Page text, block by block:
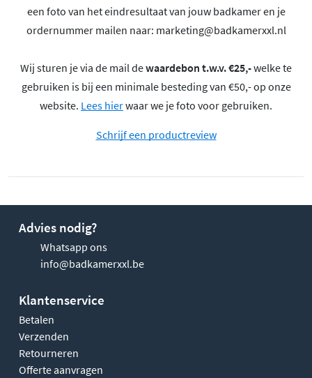
een foto van het eindresultaat van jouw badkamer en je
ordernummer mailen naar: marketing@badkamerxxl.nl
Wij sturen je via de mail dewaardebon t.w.v. €25,-welke te
gebruiken is bij een minimale besteding van €50,- op onze
website. Lees hierwaar we je foto voor gebruiken.
Schrijf een productreview
Advies nodig?
Whatsapp ons
info@badkamerxxl.be
Klantenservice
Betalen
Verzenden
Retourneren
Offerte aanvragen